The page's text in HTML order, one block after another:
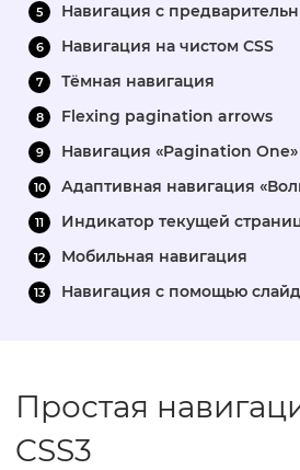
Навигация с
Навигация на чистом CSS
Тёмная навигация
Flexing pagination arrows
Навигация «Pagination One»
Адаптивная навигация
Индикатор текущей
Мобильная навигация
Навигация с помощью
Простая
CSS3